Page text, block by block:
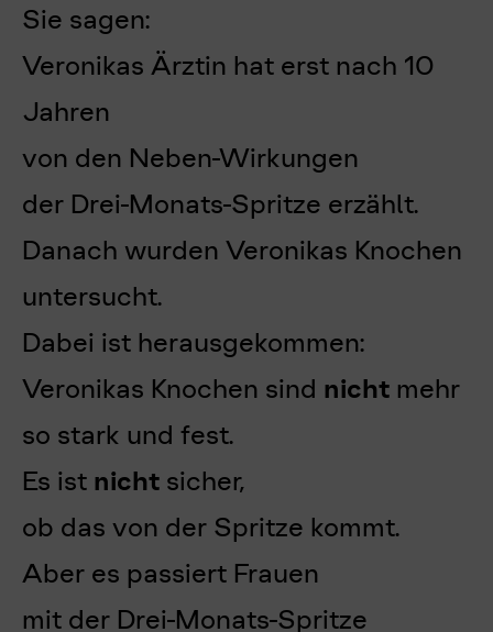
Sie sagen:
Veronikas Ärztin hat erst nach 10
Jahren
von den Neben-Wirkungen
der Drei-Monats-Spritze erzählt.
Danach wurden Veronikas Knochen
untersucht.
Dabei ist herausgekommen:
Veronikas Knochen sind nicht mehr
so stark und fest.
Es ist nicht sicher,
ob das von der Spritze kommt.
Aber es passiert Frauen
mit der Drei-Monats-Spritze